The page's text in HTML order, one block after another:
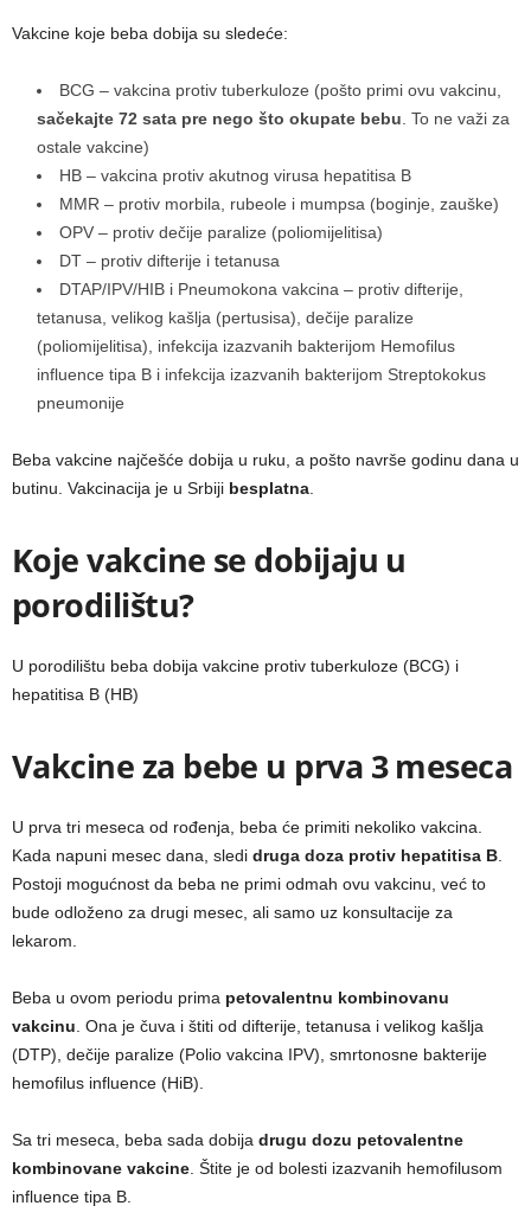
Vakcine koje beba dobija su sledeće:
BCG – vakcina protiv tuberkuloze (pošto primi ovu vakcinu,
sačekajte 72 sata pre nego što okupate bebu. To ne važi za
ostale vakcine)
HB – vakcina protiv akutnog virusa hepatitisa B
MMR – protiv morbila, rubeole i mumpsa (boginje, zauške)
OPV – protiv dečije paralize (poliomijelitisa)
DT – protiv difterije i tetanusa
DTAP/IPV/HIB i Pneumokona vakcina – protiv difterije,
tetanusa, velikog kašlja (pertusisa), dečije paralize
(poliomijelitisa), infekcija izazvanih bakterijom Hemofilus
influence tipa B i infekcija izazvanih bakterijom Streptokokus
pneumonije
Beba vakcine najčešće dobija u ruku, a pošto navrše godinu dana u
butinu. Vakcinacija je u Srbiji besplatna.
Koje vakcine se dobijaju u
porodilištu?
U porodilištu beba dobija vakcine protiv tuberkuloze (BCG) i
hepatitisa B (HB)
Vakcine za bebe u prva 3 meseca
U prva tri meseca od rođenja, beba će primiti nekoliko vakcina.
Kada napuni mesec dana, sledi druga doza protiv hepatitisa B.
Postoji mogućnost da beba ne primi odmah ovu vakcinu, već to
bude odloženo za drugi mesec, ali samo uz konsultacije za
lekarom.
Beba u ovom periodu prima petovalentnu kombinovanu
vakcinu. Ona je čuva i štiti od difterije, tetanusa i velikog kašlja
(DTP), dečije paralize (Polio vakcina IPV), smrtonosne bakterije
hemofilus influence (HiB).
Sa tri meseca, beba sada dobija drugu dozu petovalentne
kombinovane vakcine. Štite je od bolesti izazvanih hemofilusom
influence tipa B.